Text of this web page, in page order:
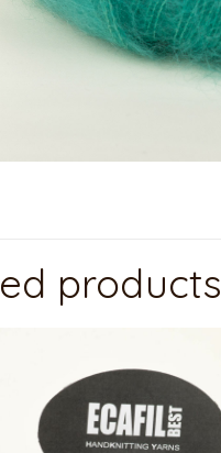
products